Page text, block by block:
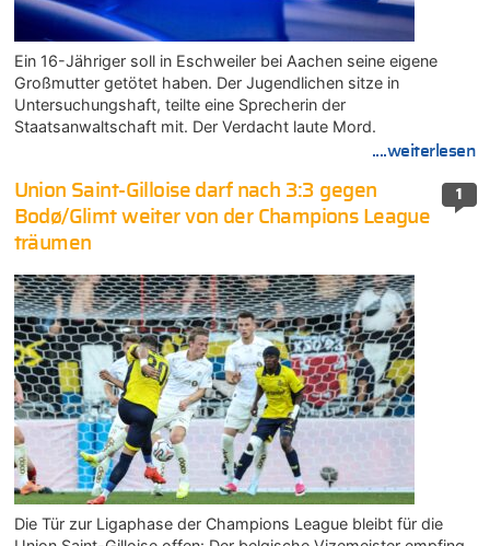
Ein 16-Jähriger soll in Eschweiler bei Aachen seine eigene
Großmutter getötet haben. Der Jugendlichen sitze in
Untersuchungshaft, teilte eine Sprecherin der
Staatsanwaltschaft mit. Der Verdacht laute Mord.
....weiterlesen
1
Union Saint-Gilloise darf nach 3:3 gegen
Bodø/Glimt weiter von der Champions League
träumen
Die Tür zur Ligaphase der Champions League bleibt für die